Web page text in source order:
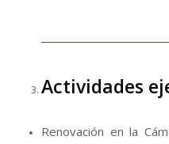
Actividades
Renovación en la